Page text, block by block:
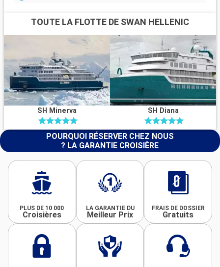
TOUTE LA FLOTTE DE SWAN HELLENIC
SH Minerva SH Diana
POURQUOI RÉSERVER CHEZ NOUS
? LA GARANTIE CROISIÈRE
PLUS DE 10 000
Croisières
LA GARANTIE DU
Meilleur Prix
FRAIS DE DOSSIER
Gratuits